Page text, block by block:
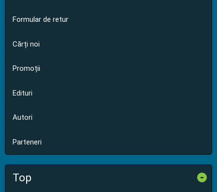
Formular de retur
Cărți noi
Promoții
Edituri
Autori
Parteneri
Top -